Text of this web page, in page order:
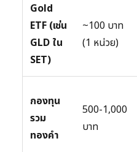
Gold
ETF (เช่น
GLD ใน
SET)
~100 บาท
(1 หน่วย)
กองทุน
รวม
ทองคำ
500-1,000
บาท